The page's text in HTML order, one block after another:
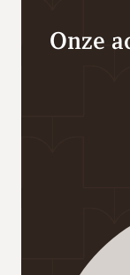
Onze